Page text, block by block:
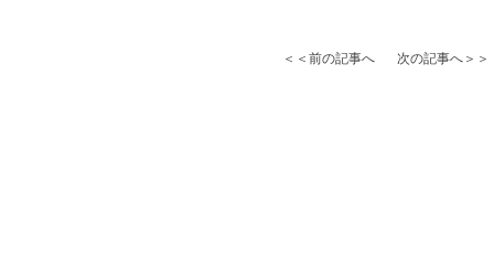
＜＜前の記事へ 次の記事へ＞＞